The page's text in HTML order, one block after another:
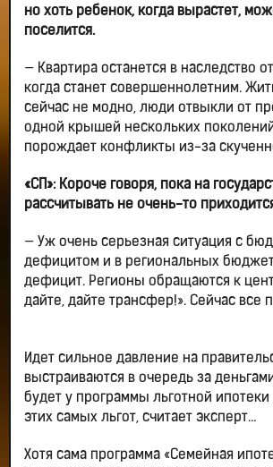
но хоть ребенок, когда вырастет,
поселится.
— Квартира останется в наследство
когда станет совершеннолетним.
сейчас не модно, люди отвыкли от
одной крышей нескольких
порождает конфликты из-за
«СП»: Короче говоря, пока на
рассчитывать не очень-то
— Уж очень серьезная ситуация с
дефицитом и в региональных
дефицит. Регионы обращаются к
дайте, дайте трансфер!». Сейчас все
Идет сильное давление на
выстраиваются в очередь за
будет у программы льготной
этих самых льгот, считает эксперт…
Хотя сама программа «Семейная